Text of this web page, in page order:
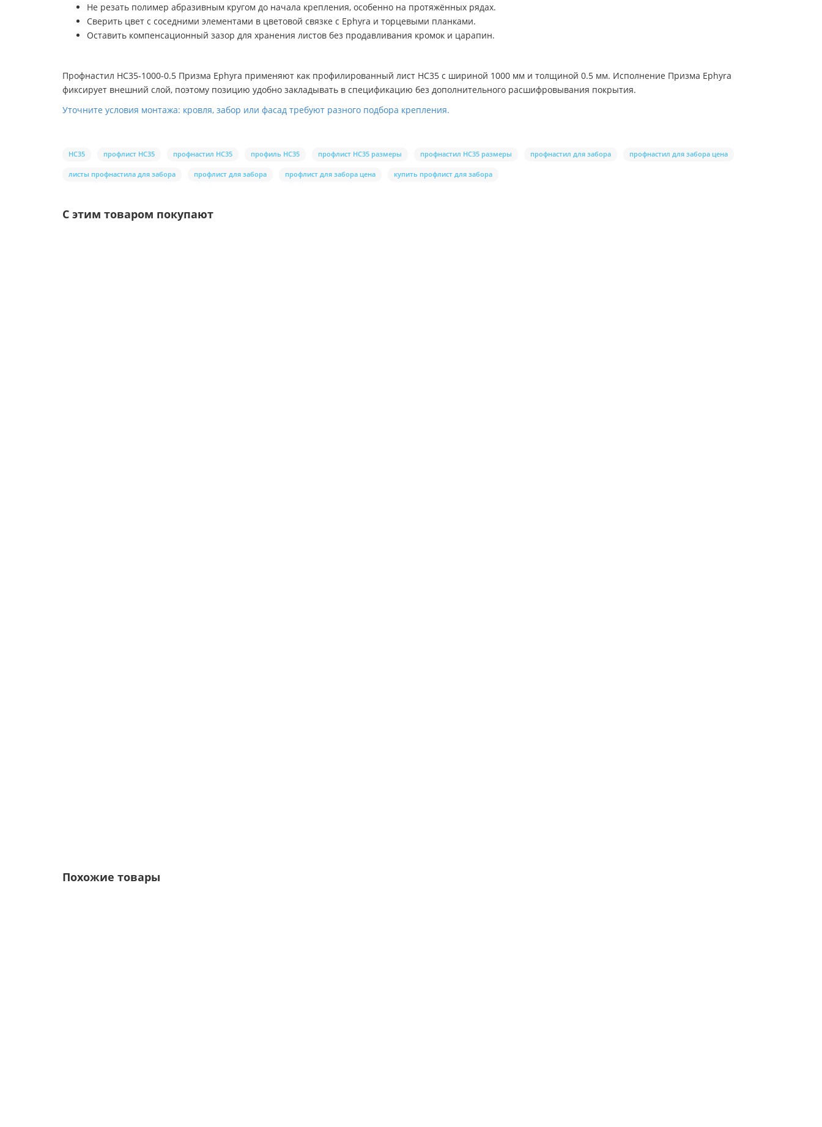
Не резать полимер абразивным кругом до начала крепления, особенно на протяжённых рядах.
Сверить цвет с соседними элементами в цветовой связке с Ephyra и торцевыми планками.
Оставить компенсационный зазор для хранения листов без продавливания кромок и царапин.
Профнастил НС35-1000-0.5 Призма Ephyra применяют как профилированный лист НС35 с шириной 1000 мм и толщиной 0.5 мм. Исполнение Призма Ephyra
фиксирует внешний слой, поэтому позицию удобно закладывать в спецификацию без дополнительного расшифровывания покрытия.
Уточните условия монтажа: кровля, забор или фасад требуют разного подбора крепления.
НС35 профлист НС35 профнастил НС35 профиль НС35 профлист НС35 размеры профнастил НС35 размеры профнастил для забора профнастил для забора цена
листы профнастила для забора профлист для забора профлист для забора цена купить профлист для забора
С этим товаром покупают
Похожие товары